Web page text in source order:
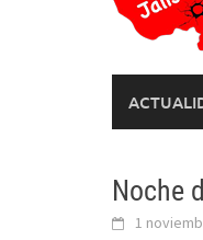
Noche
1